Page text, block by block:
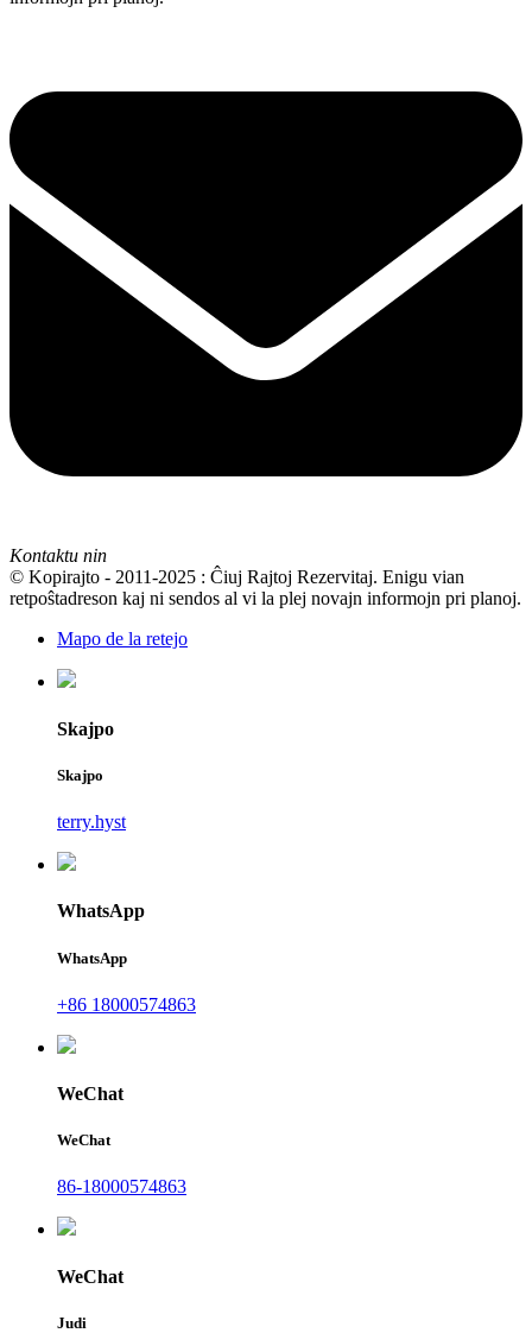
Kontaktu nin
© Kopirajto - 2011-2025 : Ĉiuj Rajtoj Rezervitaj. Enigu vian
retpoŝtadreson kaj ni sendos al vi la plej novajn informojn pri planoj.
Mapo de la retejo
Skajpo
Skajpo
terry.hyst
WhatsApp
WhatsApp
+86 18000574863
WeChat
WeChat
86-18000574863
WeChat
Judi